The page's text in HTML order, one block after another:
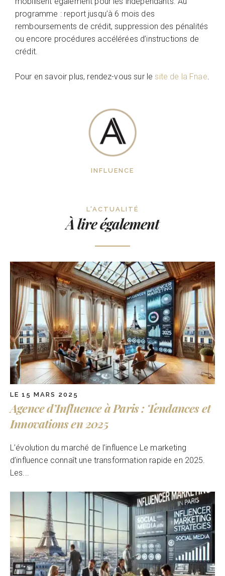
INFLUENCE
programme : report jusqu’à 6 mois des
remboursements de crédit, suppression des pénalités
ou encore procédures accélérées d’instructions de
crédit.
Pour en savoir plus, rendez-vous sur le site de la Fnae
L'ACTUALITÉ
À lire également
LE 15 MARS 2025
Agence d’Influence à Paris : Tendances et
Innovations en 2025
L’évolution du marché de l’influence Le marketing
d’influence connaît une transformation rapide en 2025.
Les...